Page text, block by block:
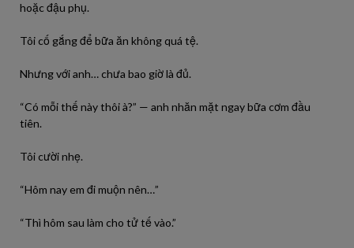
hoặc đậu phụ.
Tôi cố gắng để bữa ăn không quá tệ.
Nhưng với anh… chưa bao giờ là đủ.
“Có mỗi thế này thôi à?” — anh nhăn mặt ngay bữa cơm đầu
tiên.
Tôi cười nhẹ.
“Hôm nay em đi muộn nên…”
“Thì hôm sau làm cho tử tế vào.”